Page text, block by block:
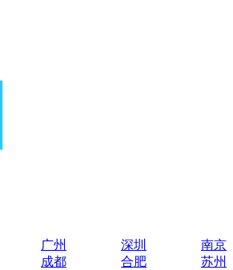
广州 深圳
南京
成都 合肥
苏州